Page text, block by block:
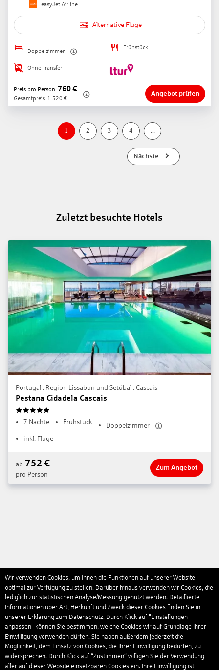
easyJet Airline
Alternative Flüge
Doppelzimmer
Frühstück
Ohne Transfer
Preis pro Person 760€
Gesamtpreis 1.520 €
Angebot prüfen
1 2 3 4 ...
Nächste
Zuletzt besuchte Hotels
Portugal . Region Lissabon und Setúbal . Cascais
Pestana Cidadela Cascais
7 Nächte Frühstück
Doppelzimmer
inkl. Flüge
ab 752 €
pro Person
Zum Angebot
Wir verwenden Cookies, um Ihnen die Funktionen auf unserer Website
optimal zur Verfügung zu stellen. Darüber hinaus verwenden wir Cookies, die
lediglich zur statistischen Analyse/Messung genutzt werden. Detaillierte
Informationen über Art, Herkunft und Zweck dieser Cookies finden Sie in
unserer Erklärung zum Datenschutz. Durch Klick auf "Einstellungen
anpassen" können Sie bestimmen, welche Cookies wir auf Grundlage Ihrer
Einwilligung verwenden dürfen. Sie haben außerdem jederzeit die
Möglichkeit, dem Einsatz von Cookies, die Ihrer Einwilligung bedürfen, zu
widersprechen. Durch Klick auf “Zustimmen“ willigen Sie der Verwendung
aller auf dieser Website einsetzbaren Cookies ein. Ihre Einwilligung ist